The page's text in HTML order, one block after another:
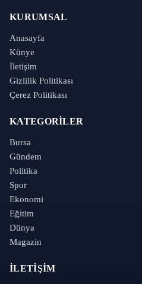
KURUMSAL
Anasayfa
Künye
İletişim
Gizlilik Politikası
Çerez Politikası
KATEGORILER
Bursa
Gündem
Politika
Spor
Ekonomi
Eğitim
Dünya
Magazin
İLETIŞIM